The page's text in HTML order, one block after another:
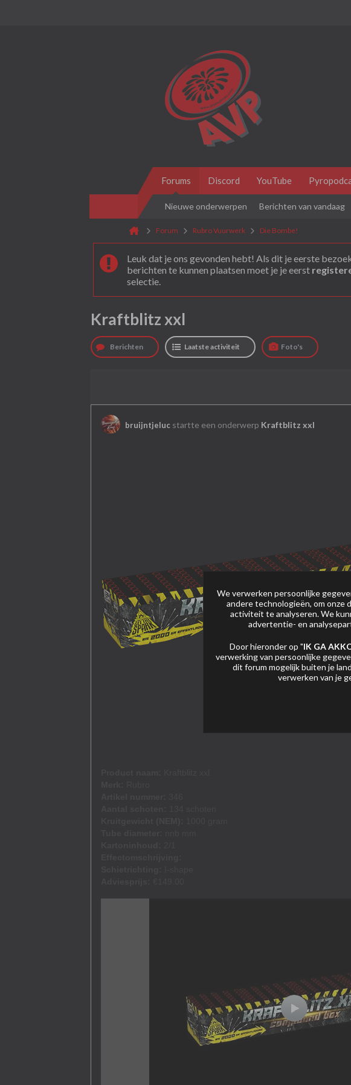
Forums Discord YouTube
Nieuwe onderwerpen Berichten van vandaag
Forum Rubro Vuurwerk Die Bombe!
Leuk dat je ons gevonden hebt! Als dit je eerste
berichten te kunnen plaatsen moet je je eerst
selectie.
Kraftblitz xxl
Berichten Laatste activiteit Foto's
bruijntjeluc startte een onderwerp Kraftblitz xxl
We verwerken persoonlijke
andere technologieën, om onze
activiteit te analyseren. We
advertentie- en
Door hieronder op "IK GA
verwerking van persoonlijke
dit forum mogelijk buiten je
verwerken van je